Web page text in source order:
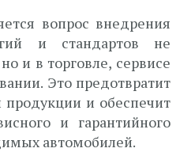
вопрос внедрения
и стандартов не
и в торговле, сервисе
Это предотвратит
продукции и обеспечит
и гарантийного
автомобилей.